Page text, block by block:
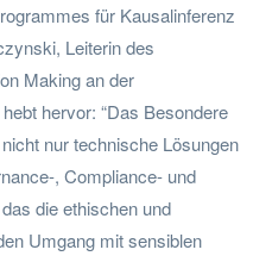
für Kausalinferenz
Leiterin des
Making an der
hervor: “Das Besondere
nur technische Lösungen
, Compliance- und
die ethischen und
Umgang mit sensiblen